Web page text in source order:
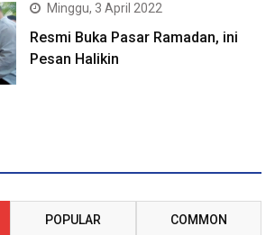
Minggu, 3 April 2022
Resmi Buka Pasar Ramadan, ini
Pesan Halikin
POPULAR COMMON